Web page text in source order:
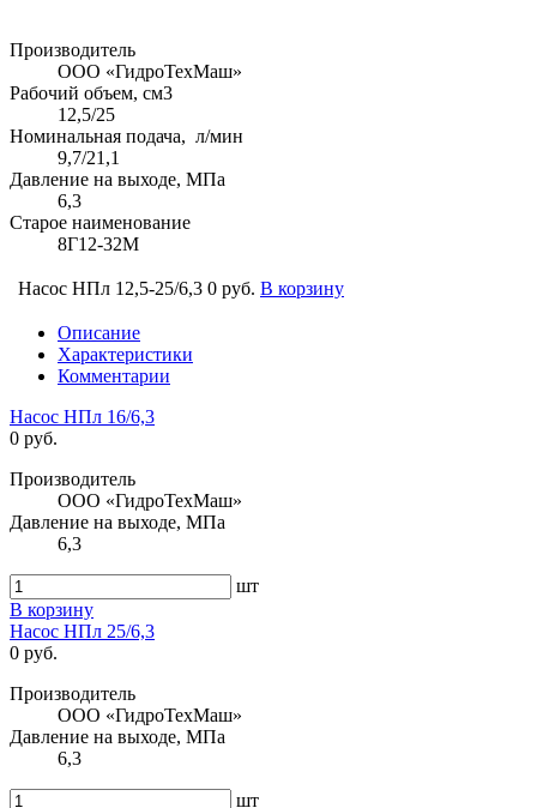
Производитель
ООО «ГидроТехМаш»
Рабочий объем, см3
12,5/25
Номинальная подача, л/мин
9,7/21,1
Давление на выходе, МПа
6,3
Старое наименование
8Г12-32М
Насос НПл 12,5-25/6,3 0 руб. В корзину
Описание
Характеристики
Комментарии
Насос НПл 16/6,3
0 руб.
Производитель
ООО «ГидроТехМаш»
Давление на выходе, МПа
6,3
шт
В корзину
Насос НПл 25/6,3
0 руб.
Производитель
ООО «ГидроТехМаш»
Давление на выходе, МПа
6,3
шт